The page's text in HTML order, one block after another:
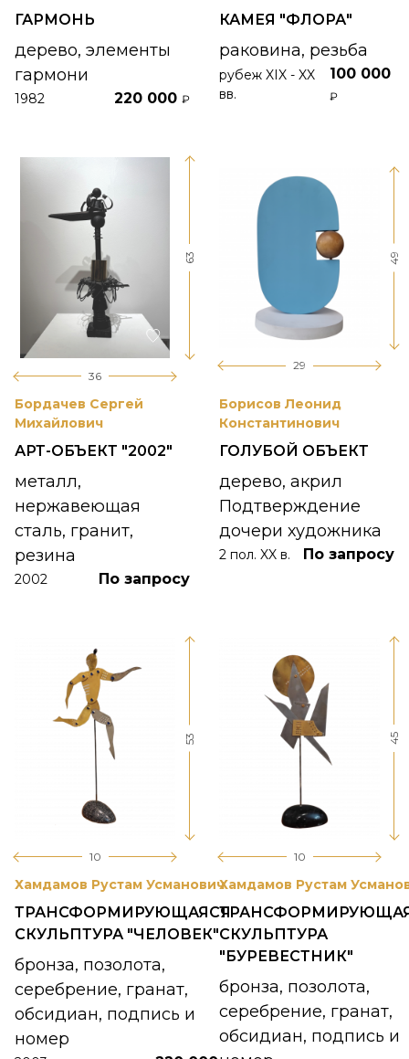
ГАРМОНЬ
дерево, элементы
гармони
1982 220 000 ₽
КАМЕЯ "ФЛОРА"
раковина, резьба
рубеж XIX - XX
вв.
100 000
₽
36
63
Бордачев Сергей
Михайлович
АРТ-ОБЪЕКТ "2002"
металл,
нержавеющая
сталь, гранит,
резина
2002 По запросу
29
49
Борисов Леонид
Константинович
ГОЛУБОЙ ОБЪЕКТ
дерево, акрил
Подтверждение
дочери художника
2 пол. XX в. По запросу
10
53
Хамдамов Рустам Усманович
ТРАНСФОРМИРУЮЩАЯСЯ
СКУЛЬПТУРА "ЧЕЛОВЕК"
бронза, позолота,
серебрение, гранат,
обсидиан, подпись и
номер
10
45
Хамдамов Рустам
СКУЛЬПТУРА
"БУРЕВЕСТНИК"
бронза, позолота,
серебрение, гранат,
обсидиан, подпись и